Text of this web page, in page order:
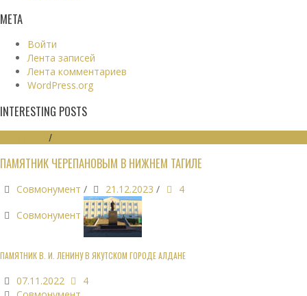
МЕТА
Войти
Лента записей
Лента комментариев
WordPress.org
INTERESTING POSTS
/
ПАМЯТНИК ЧЕРЕПАНОВЫМ В НИЖНЕМ ТАГИЛЕ
Совмонумент / 21.12.2023 / 4
Совмонумент
ПАМЯТНИК В. И. ЛЕНИНУ В ЯКУТСКОМ ГОРОДЕ АЛДАНЕ
07.11.2022
4